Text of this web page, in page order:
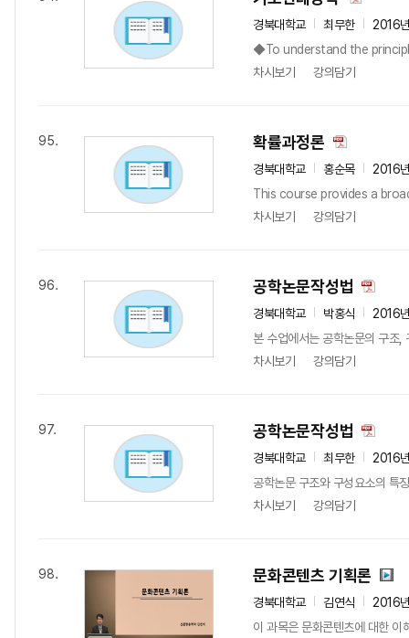
경북대학교 최무한
2016
◆To understand the
차시보기
강의담기
95. 확률과정론
경북대학교 홍순목
2016
This course provides a
차시보기
강의담기
96. 공학논문작성법
경북대학교 박홍식
2016
본 수업에서는 공학논문의 구조
차시보기
강의담기
97. 공학논문작성법
경북대학교 최무한
2016
공학논문 구조와 구성요소의 특
차시보기
강의담기
98. 문화콘텐츠 기획론
경북대학교 김연식
2016
이 과목은 문화콘텐츠에 대한 이